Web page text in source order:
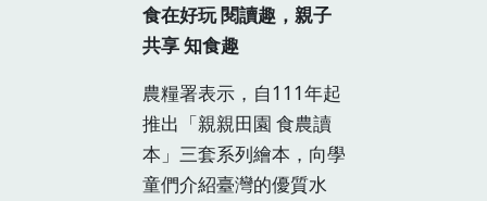
食在好玩 閱讀趣，親子
共享 知食趣
農糧署表示，自111年起
推出「親親田園 食農讀
本」三套系列繪本，向學
童們介紹臺灣的優質水